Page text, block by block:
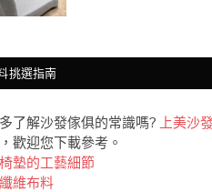
挑選指南
了解沙發傢俱的常識嗎?
上美沙
，歡迎您下載參考。
墊的工藝細節
維布料